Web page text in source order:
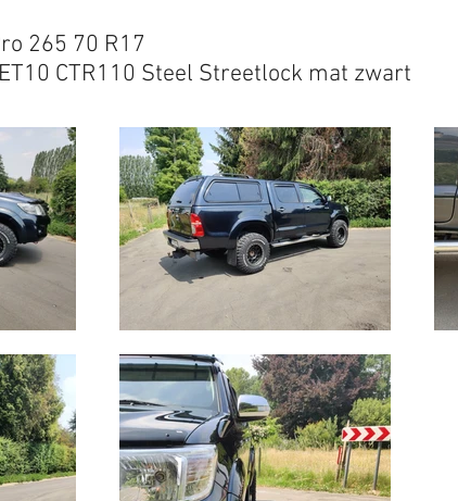
265 70 R17
CTR110 Steel Streetlock mat zwart